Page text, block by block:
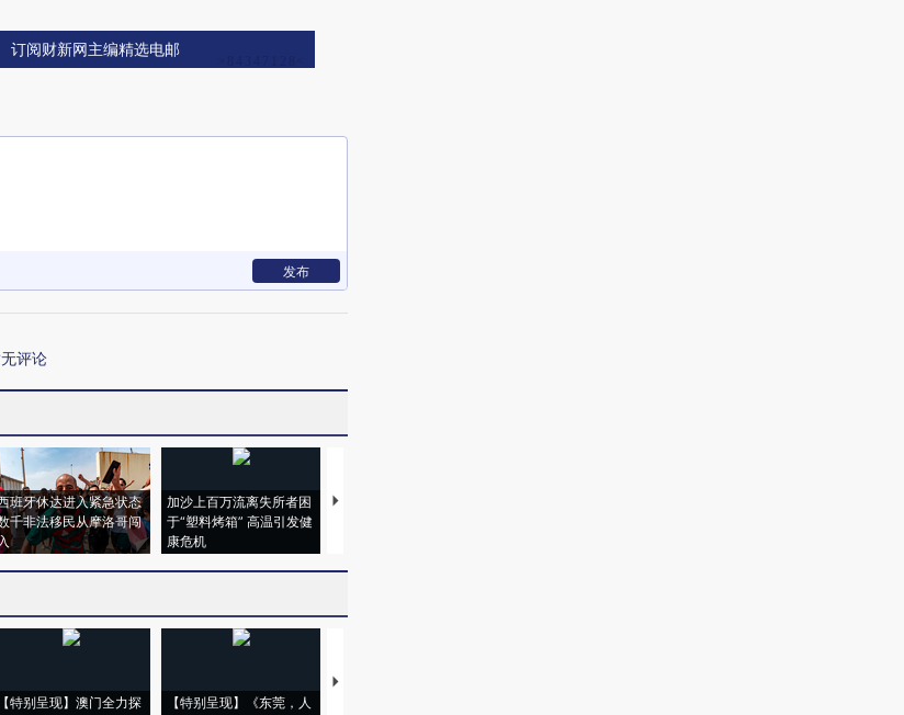
订阅财新网主编精选电邮
发布
评论
班牙休达进入紧急状态
千非法移民从摩洛哥闯
加沙上百万流离失所者困
于“塑料烤箱” 高温引发健
康危机
视线｜HYROX的吸金
【特别呈现】澳门全力探
【特别呈现】《东莞，人
【推广】走进第四届链博